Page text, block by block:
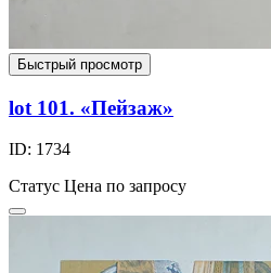
Быстрый просмотр
lot 101. «Пейзаж»
ID: 1734
Статус Цена по запросу